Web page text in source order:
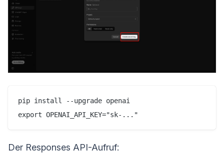
pip install --upgrade openai
Der Responses API-Aufruf: